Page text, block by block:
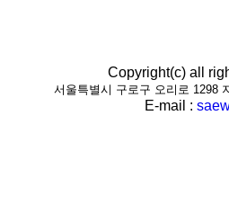
Copyright(c) all
서울특별시 구로구 오리로 1298
E-mail :